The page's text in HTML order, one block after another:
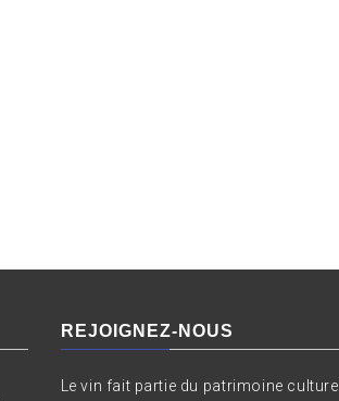
REJOIGNEZ-NOUS
Le vin fait partie du patrimoine culturel